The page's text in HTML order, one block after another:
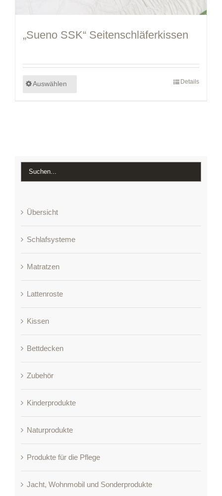
„Sueno SSK“ Seitenschläferkissen
Auswählen Details
Übersicht
Schlafsysteme
Matratzen
Lattenroste
Kissen
Bettdecken
Zubehör
Kinderprodukte
Naturprodukte
Produkte für die Pflege
Jacht, Wohnmobil und Sonderprodukte